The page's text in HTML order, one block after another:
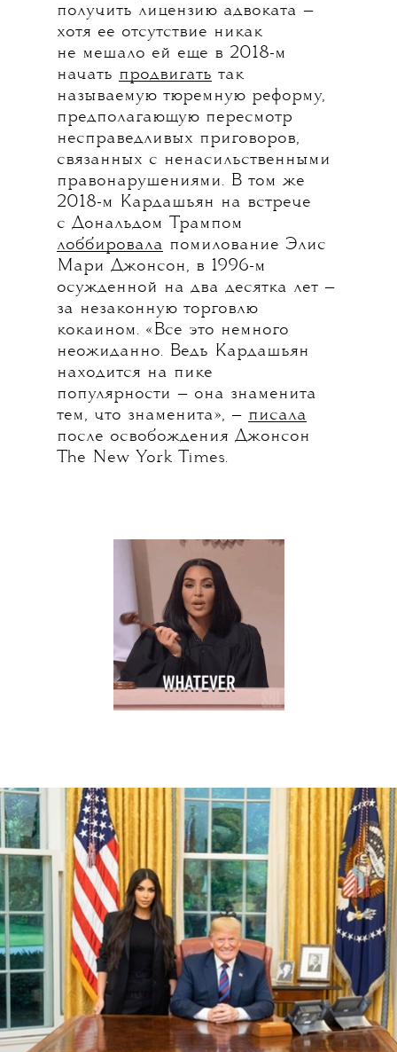
получить лицензию адвоката —
хотя ее отсутствие никак
не мешало ей еще в 2018-м
начать продвигать так
называемую тюремную реформу,
предполагающую пересмотр
несправедливых приговоров,
связанных с ненасильственными
правонарушениями. В том же
2018-м Кардашьян на встрече
с Дональдом Трампом
лоббировала помилование Элис
Мари Джонсон, в 1996-м
осужденной на два десятка лет —
за незаконную торговлю
кокаином. «Все это немного
неожиданно. Ведь Кардашьян
находится на пике
популярности — она знаменита
тем, что знаменита», — писала
после освобождения Джонсон
The New York Times.